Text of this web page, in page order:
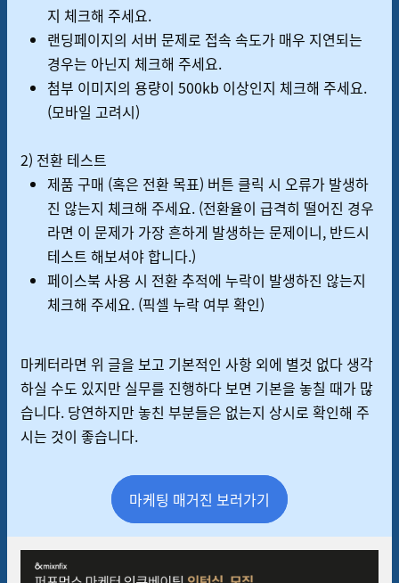
지 체크해 주세요.
랜딩페이지의 서버 문제로 접속 속도가 매우 지연되는
경우는 아닌지 체크해 주세요.
첨부 이미지의 용량이 500kb 이상인지 체크해 주세요.
(모바일 고려시)
2) 전환 테스트
제품 구매 (혹은 전환 목표) 버튼 클릭 시 오류가 발생하
진 않는지 체크해 주세요. (전환율이 급격히 떨어진 경우
라면 이 문제가 가장 흔하게 발생하는 문제이니, 반드시
테스트 해보셔야 합니다.)
페이스북 사용 시 전환 추적에 누락이 발생하진 않는지
체크해 주세요. (픽셀 누락 여부 확인)
마케터라면 위 글을 보고 기본적인 사항 외에 별것 없다 생각
하실 수도 있지만 실무를 진행하다 보면 기본을 놓칠 때가 많
습니다. 당연하지만 놓친 부분들은 없는지 상시로 확인해 주
시는 것이 좋습니다.
마케팅 매거진 보러가기